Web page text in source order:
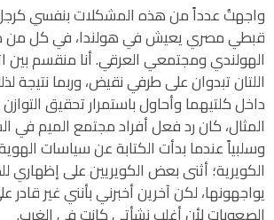
واجهتُ عدداً من هذه المشكلات بنفسي
قبطي مصري يعيش في هولندا، في كل من
الهولندي ومجتمعي العرقي. أنا منقسم بين
اللتان تبدوان على طرفي نقيض، وربما نتيجة
داخل كلتيهما وأحاول باستمرار تحقيق
المثال، كان رد فعل أفراد مجتمع الميم في
وسلبياً عندما بدأت الكتابة عن سياسات
الكويرية؛ أثنى بعض الكويريين على إظهاري
يواجهونها، لكن آخرين أخبرني بأنني غير